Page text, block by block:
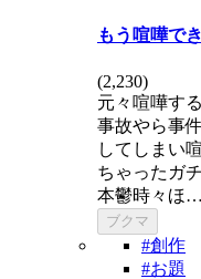
もう喧嘩で
(2,230)
元々喧嘩す
事故やら事
してしまい
ちゃったガ
本鬱時々ほ…
ブクマ
#創作
#お題